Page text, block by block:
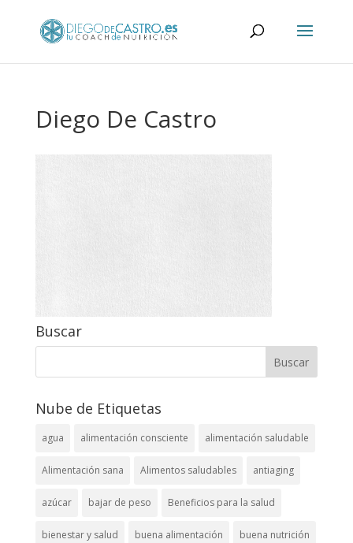
Diego De Castro
Buscar
Nube de Etiquetas
agua alimentación consciente alimentación saludable
Alimentación sana Alimentos saludables antiaging
azúcar bajar de peso Beneficios para la salud
bienestar y salud buena alimentación buena nutrición